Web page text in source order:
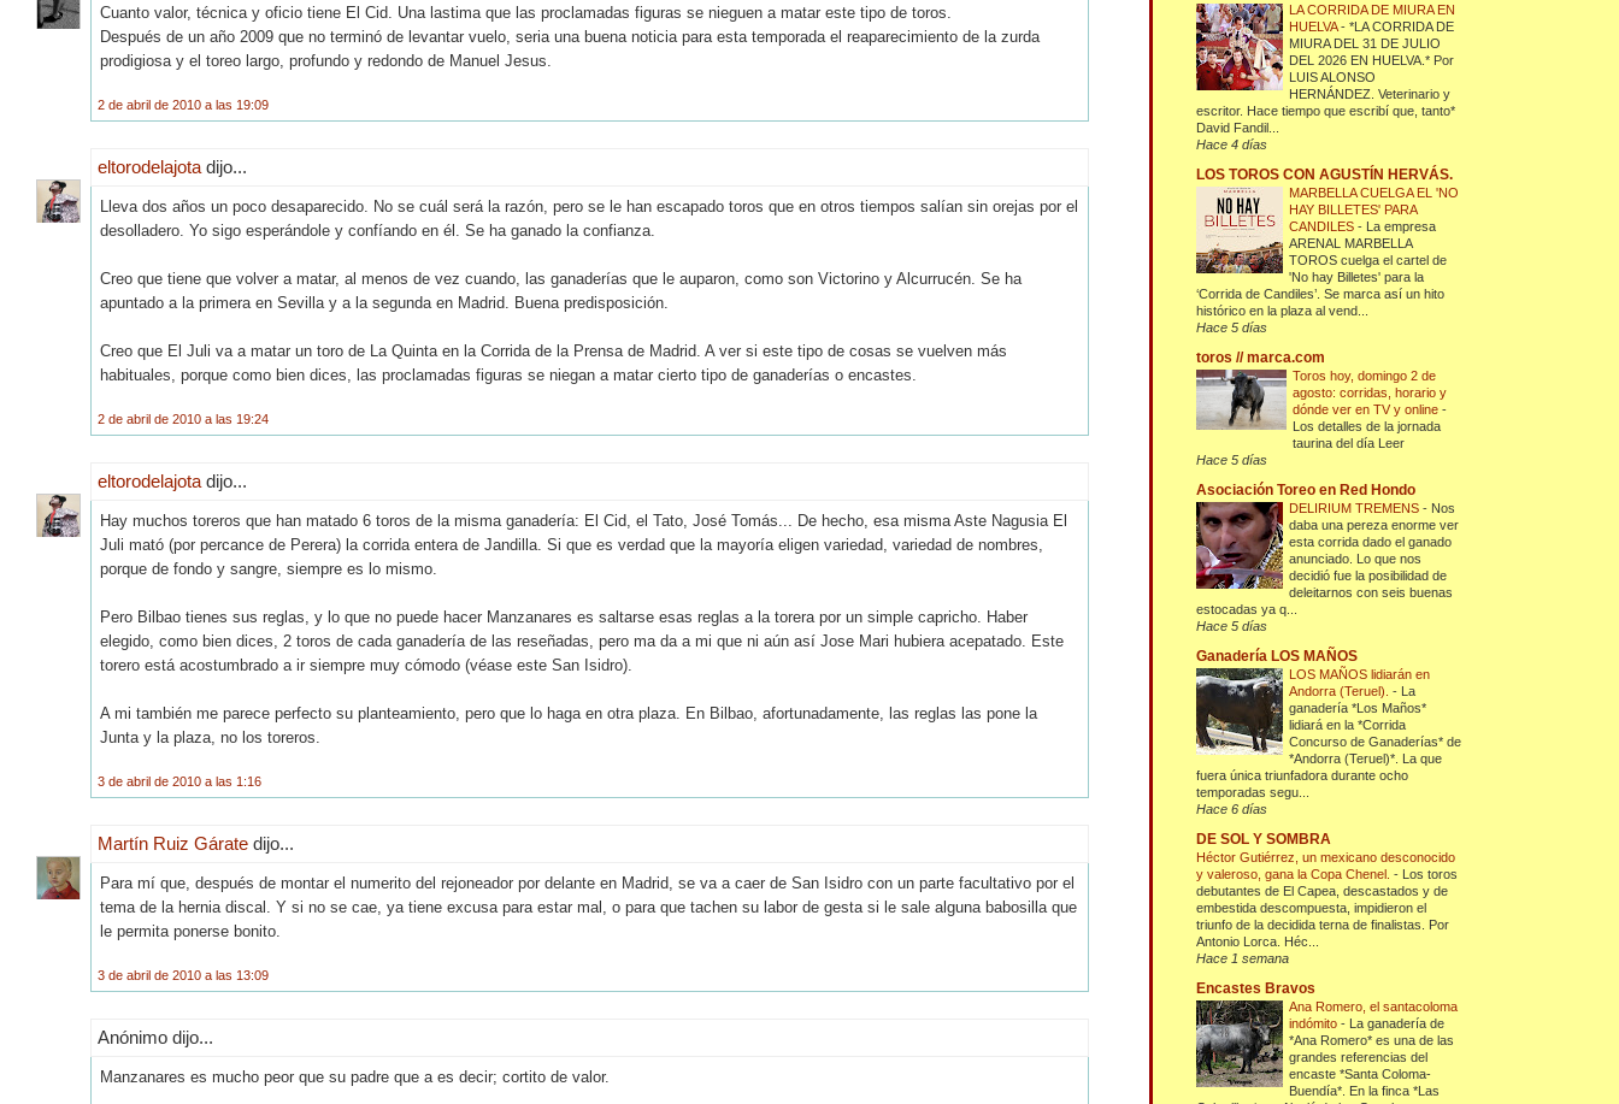
Cuanto valor, técnica y oficio tiene El Cid. Una lastima que las proclamadas figuras se nieguen a matar este tipo de toros.
Después de un año 2009 que no terminó de levantar vuelo, seria una buena noticia para esta temporada el reaparecimiento de la zurda
prodigiosa y el toreo largo, profundo y redondo de Manuel Jesus.
2 de abril de 2010 a las 19:09
eltorodelajota dijo...
Lleva dos años un poco desaparecido. No se cuál será la razón, pero se le han escapado toros que en otros tiempos salían sin orejas por el
desolladero. Yo sigo esperándole y confíando en él. Se ha ganado la confianza.
Creo que tiene que volver a matar, al menos de vez cuando, las ganaderías que le auparon, como son Victorino y Alcurrucén. Se ha
apuntado a la primera en Sevilla y a la segunda en Madrid. Buena predisposición.
Creo que El Juli va a matar un toro de La Quinta en la Corrida de la Prensa de Madrid. A ver si este tipo de cosas se vuelven más
habituales, porque como bien dices, las proclamadas figuras se niegan a matar cierto tipo de ganaderías o encastes.
2 de abril de 2010 a las 19:24
eltorodelajota dijo...
Hay muchos toreros que han matado 6 toros de la misma ganadería: El Cid, el Tato, José Tomás... De hecho, esa misma Aste Nagusia El
Juli mató (por percance de Perera) la corrida entera de Jandilla. Si que es verdad que la mayoría eligen variedad, variedad de nombres,
porque de fondo y sangre, siempre es lo mismo.
Pero Bilbao tienes sus reglas, y lo que no puede hacer Manzanares es saltarse esas reglas a la torera por un simple capricho. Haber
elegido, como bien dices, 2 toros de cada ganadería de las reseñadas, pero ma da a mi que ni aún así Jose Mari hubiera acepatado. Este
torero está acostumbrado a ir siempre muy cómodo (véase este San Isidro).
A mi también me parece perfecto su planteamiento, pero que lo haga en otra plaza. En Bilbao, afortunadamente, las reglas las pone la
Junta y la plaza, no los toreros.
3 de abril de 2010 a las 1:16
Martín Ruiz Gárate dijo...
Para mí que, después de montar el numerito del rejoneador por delante en Madrid, se va a caer de San Isidro con un parte facultativo por el
tema de la hernia discal. Y si no se cae, ya tiene excusa para estar mal, o para que tachen su labor de gesta si le sale alguna babosilla que
le permita ponerse bonito.
3 de abril de 2010 a las 13:09
Anónimo dijo...
Manzanares es mucho peor que su padre que a es decir; cortito de valor.
LA CORRIDA DE MIURA EN
HUELVA-*LA CORRIDA DE
MIURA DEL 31 DE JULIO
DEL 2026 EN HUELVA.* Por
LUIS ALONSO
HERNÁNDEZ. Veterinario y
escritor. Hace tiempo que escribí que, tanto*
David Fandil...
Hace 4 días
LOS TOROS CON AGUSTÍN HERVÁS.
MARBELLA CUELGA EL 'NO
HAY BILLETES' PARA
CANDILES- La empresa
ARENAL MARBELLA
TOROS cuelga el cartel de
'No hay Billetes' para la
‘Corrida de Candiles’. Se marca así un hito
histórico en la plaza al vend...
Hace 5 días
toros // marca.com
Toros hoy, domingo 2 de
agosto: corridas, horario y
dónde ver en TV y online-
Los detalles de la jornada
taurina del día Leer
Hace 5 días
Asociación Toreo en Red Hondo
DELIRIUM TREMENS- Nos
daba una pereza enorme ver
esta corrida dado el ganado
anunciado. Lo que nos
decidió fue la posibilidad de
deleitarnos con seis buenas
estocadas ya q...
Hace 5 días
Ganadería LOS MAÑOS
LOS MAÑOS lidiarán en
Andorra (Teruel).- La
ganadería *Los Maños*
lidiará en la *Corrida
Concurso de Ganaderías* de
*Andorra (Teruel)*. La que
fuera única triunfadora durante ocho
temporadas segu...
Hace 6 días
DE SOL Y SOMBRA
Héctor Gutiérrez, un mexicano desconocido
y valeroso, gana la Copa Chenel.- Los toros
debutantes de El Capea, descastados y de
embestida descompuesta, impidieron el
triunfo de la decidida terna de finalistas. Por
Antonio Lorca. Héc...
Hace 1 semana
Encastes Bravos
Ana Romero, el santacoloma
indómito- La ganadería de
*Ana Romero* es una de las
grandes referencias del
encaste *Santa Coloma-
Buendía*. En la finca *Las